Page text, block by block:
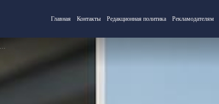
Главная Контакты Редакционная политика Рекламодателям